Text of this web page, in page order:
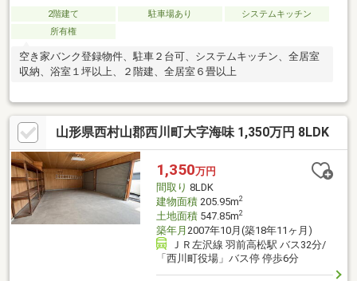
2階建て 駐車場あり
システムキッチン
所有権
空き家バンク登録物件、駐車２台可、システムキッチン、全居室
収納、浴室１坪以上、２階建、全居室６畳以上
山形県西村山郡西川町大字海味 1,350万円 8LDK
1,350万円
間取り 8LDK
建物面積205.95m2
土地面積547.85m2
築年月 2007年10月(築18年11ヶ月)
ＪＲ左沢線 羽前高松駅 バス32分/
「西川町役場」バス停 停歩6分